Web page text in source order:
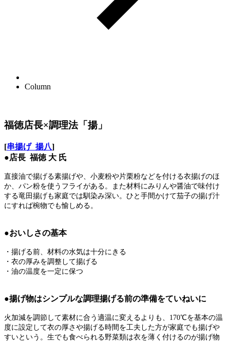
Column
福徳店長×調理法「揚」
[串揚げ 揚八]
●店長 福徳 大 氏
直接油で揚げる素揚げや、小麦粉や片栗粉などを付ける衣揚げのほ
か、パン粉を使うフライがある。また材料にみりんや醤油で味付け
する竜田揚げも家庭では馴染み深い。ひと手間かけて茄子の揚げ汁
にすれば椀物でも愉しめる。
●おいしさの基本
・揚げる前、材料の水気は十分にきる
・衣の厚みを調整して揚げる
・油の温度を一定に保つ
●揚げ物はシンプルな調理揚げる前の準備をていねいに
火加減を調節して素材に合う適温に変えるよりも、170℃を基本の温
度に設定して衣の厚さや揚げる時間を工夫した方が家庭でも揚げや
すいという。生でも食べられる野菜類は衣を薄く付けるのが揚げ物